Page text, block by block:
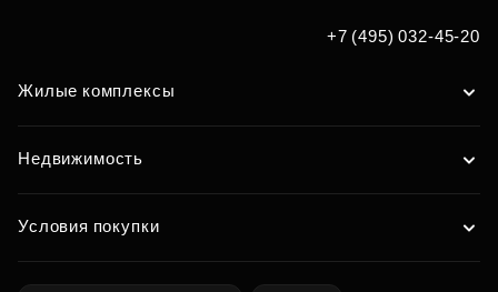
+7 (495) 032-45-20
Жилые комплексы
Недвижимость
Условия покупки